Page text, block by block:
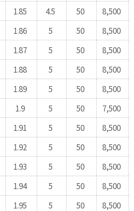
1.85 4.5 50
8,500
1.86 5 50
8,500
1.87 5 50
8,500
1.88 5 50
8,500
1.89 5 50
8,500
1.9 5 50
7,500
1.91 5 50
8,500
1.92 5 50
8,500
1.93 5 50
8,500
1.94 5 50
8,500
1.95 5 50
8,500